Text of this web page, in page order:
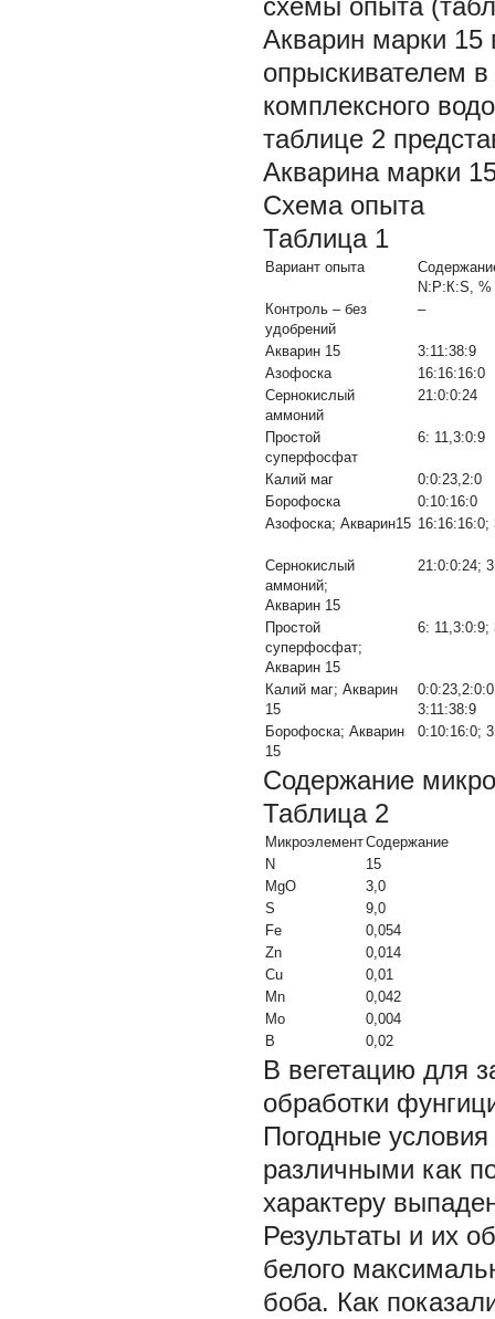
схемы опыта
Акварин марки 15
опрыскивателем в
комплексного
таблице 2
Акварина марки
Схема опыта
Таблица 1
Вариант опыта
N:Р:К:S, %
Контроль – без
удобрений
–
Акварин 15
3:11:38:9
Азофоска
16:16:16:0
Сернокислый
аммоний
21:0:0:24
Простой
суперфосфат
6: 11,3:0:9
Калий маг
0:0:23,2:0
Борофоска
0:10:16:0
Азофоска; Акварин15 16:16:16:0;
Сернокислый
аммоний;
Акварин 15
21:0:0:24;
Простой
суперфосфат;
Акварин 15
6: 11,3:0:9;
Калий маг; Акварин
15
3:11:38:9
Борофоска; Акварин
15
0:10:16:0;
Содержание
Таблица 2
МикроэлементСодержание
N
15
MgO
3,0
S
9,0
Fe
0,054
Zn
0,014
Cu
0,01
Mn
0,042
Mo
0,004
B
0,02
В вегетацию для
обработки
Погодные
различными как
характеру
Результаты и их
белого
боба. Как